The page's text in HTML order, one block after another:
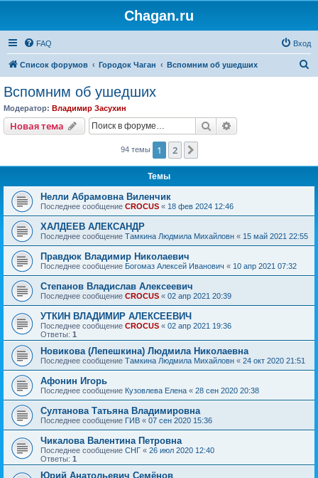
Chagan.ru
FAQ Вход
Список форумов Городок Чаган Вспомним об ушедших
Вспомним об ушедших
Модератор: Владимир Засухин
Новая тема Поиск
94 темы 1 2
Темы
Нелли Абрамовна Виленчик
Последнее сообщение CROCUS « 18 фев 2024 12:46
ХАЛДЕЕВ АЛЕКСАНДР
Последнее сообщение Тамкина Людмила Михайловн « 15 май 2021 22:55
Правдюк Владимир Николаевич
Последнее сообщение Богомаз Алексей Иванович « 10 апр 2021 07:32
Степанов Владислав Алексеевич
Последнее сообщение CROCUS « 02 апр 2021 20:39
УТКИН ВЛАДИМИР АЛЕКСЕЕВИЧ
Последнее сообщение CROCUS « 02 апр 2021 19:36
Ответы: 1
Новикова (Лепешкина) Людмила Николаевна
Последнее сообщение Тамкина Людмила Михайловн « 24 окт 2020 21:51
Афонин Игорь
Последнее сообщение Кузовлева Елена « 28 сен 2020 20:38
Султанова Татьяна Владимировна
Последнее сообщение ГИВ « 07 сен 2020 15:36
Чикалова Валентина Петровна
Последнее сообщение СНГ « 26 июл 2020 12:40
Ответы: 1
Юрий Анатольевич Семёнов